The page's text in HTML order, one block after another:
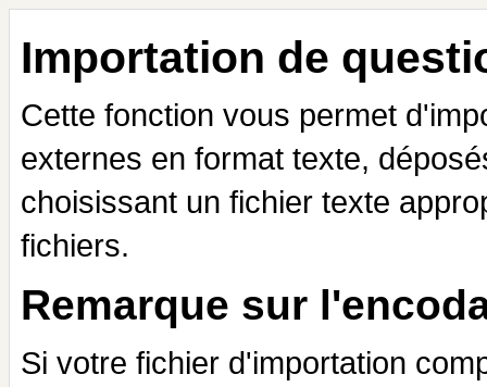
Importation de
Cette fonction vous permet
externes en format texte,
choisissant un fichier texte
fichiers.
Remarque sur
Si votre fichier d'importation